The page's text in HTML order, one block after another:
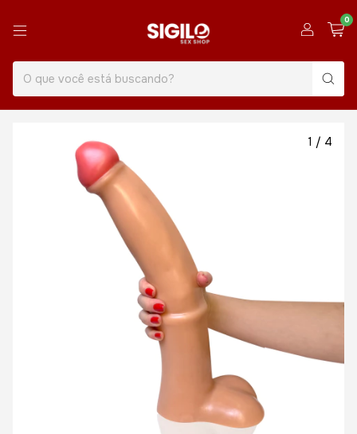
0
1 / 4